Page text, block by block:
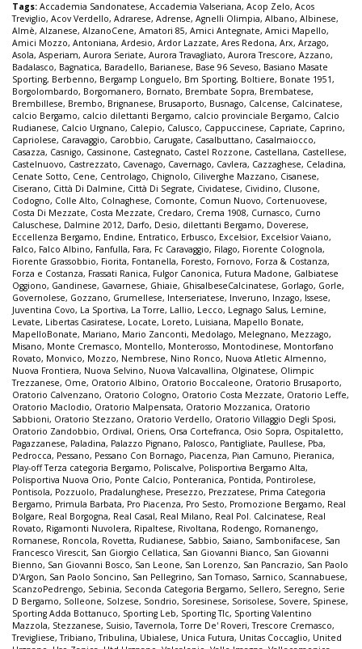
Tags: Accademia Sandonatese, Accademia Valseriana, Acop Zelo, Acos
Treviglio, Acov Verdello, Adrarese, Adrense, Agnelli Olimpia, Albano, Albinese,
Almè, Alzanese, AlzanoCene, Amatori 85, Amici Antegnate, Amici Mapello,
Amici Mozzo, Antoniana, Ardesio, Ardor Lazzate, Ares Redona, Arx, Arzago,
Asola, Asperiam, Aurora Seriate, Aurora Travagliato, Aurora Trescore, Azzano,
Badalasco, Bagnatica, Baradello, Barianese, Base 96 Seveso, Basiano Masate
Sporting, Berbenno, Bergamp Longuelo, Bm Sporting, Boltiere, Bonate 1951,
Borgolombardo, Borgomanero, Bornato, Brembate Sopra, Brembatese,
Brembillese, Brembo, Brignanese, Brusaporto, Busnago, Calcense, Calcinatese,
calcio Bergamo, calcio dilettanti Bergamo, calcio provinciale Bergamo, Calcio
Rudianese, Calcio Urgnano, Calepio, Calusco, Cappuccinese, Capriate, Caprino,
Capriolese, Caravaggio, Carobbio, Carugate, Casalbuttano, Casalmaiocco,
Casazza, Casnigo, Cassinone, Castegnato, Castel Rozzone, Castellana, Castellese,
Castelnuovo, Castrezzato, Cavenago, Cavernago, Cavlera, Cazzaghese, Celadina,
Cenate Sotto, Cene, Centrolago, Chignolo, Ciliverghe Mazzano, Cisanese,
Ciserano, Città Di Dalmine, Città Di Segrate, Cividatese, Cividino, Clusone,
Codogno, Colle Alto, Colnaghese, Comonte, Comun Nuovo, Cortenuovese,
Costa Di Mezzate, Costa Mezzate, Credaro, Crema 1908, Curnasco, Curno
Caluschese, Dalmine 2012, Darfo, Desio, dilettanti Bergamo, Doverese,
Eccellenza Bergamo, Endine, Entratico, Erbusco, Excelsior, Excelsior Vaiano,
Falco, Falco Albino, Fanfulla, Fara, Fc Caravaggio, Filago, Fiorente Colognola,
Fiorente Grassobbio, Fiorita, Fontanella, Foresto, Fornovo, Forza & Costanza,
Forza e Costanza, Frassati Ranica, Fulgor Canonica, Futura Madone, Galbiatese
Oggiono, Gandinese, Gavarnese, Ghiaie, GhisalbeseCalcinatese, Gorlago, Gorle,
Governolese, Gozzano, Grumellese, Interseriatese, Inveruno, Inzago, Issese,
Juventina Covo, La Sportiva, La Torre, Lallio, Lecco, Legnago Salus, Lemine,
Levate, Libertas Casiratese, Locate, Loreto, Luisiana, Mapello Bonate,
MapelloBonate, Mariano, Mario Zanconti, Medolago, Melegnano, Mezzago,
Misano, Monte Cremasco, Montello, Monterosso, Montodinese, Montorfano
Rovato, Monvico, Mozzo, Nembrese, Nino Ronco, Nuova Atletic Almenno,
Nuova Frontiera, Nuova Selvino, Nuova Valcavallina, Olginatese, Olimpic
Trezzanese, Ome, Oratorio Albino, Oratorio Boccaleone, Oratorio Brusaporto,
Oratorio Calvenzano, Oratorio Cologno, Oratorio Costa Mezzate, Oratorio Leffe,
Oratorio Maclodio, Oratorio Malpensata, Oratorio Mozzanica, Oratorio
Sabbioni, Oratorio Stezzano, Oratorio Verdello, Oratorio Villaggio Degli Sposi,
Oratorio Zandobbio, Ordival, Oriens, Orsa Cortefranca, Osio Sopra, Ospitaletto,
Pagazzanese, Paladina, Palazzo Pignano, Palosco, Pantigliate, Paullese, Pba,
Pedrocca, Pessano, Pessano Con Bornago, Piacenza, Pian Camuno, Pieranica,
Play-off Terza categoria Bergamo, Poliscalve, Polisportiva Bergamo Alta,
Polisportiva Nuova Orio, Ponte Calcio, Ponteranica, Pontida, Pontirolese,
Pontisola, Pozzuolo, Pradalunghese, Presezzo, Prezzatese, Prima Categoria
Bergamo, Primula Barbata, Pro Piacenza, Pro Sesto, Promozione Bergamo, Real
Bolgare, Real Borgogna, Real Casal, Real Milano, Real Pol. Calcinatese, Real
Rovato, Rigamonti Nuvolera, Ripaltese, Rivoltana, Rodengo, Romanengo,
Romanese, Roncola, Rovetta, Rudianese, Sabbio, Saiano, Sambonifacese, San
Francesco Virescit, San Giorgio Cellatica, San Giovanni Bianco, San Giovanni
Bienno, San Giovanni Bosco, San Leone, San Lorenzo, San Pancrazio, San Paolo
D'Argon, San Paolo Soncino, San Pellegrino, San Tomaso, Sarnico, Scannabuese,
ScanzoPedrengo, Sebinia, Seconda Categoria Bergamo, Sellero, Seregno, Serie
D Bergamo, Solleone, Solzese, Sondrio, Soresinese, Sorisolese, Sovere, Spinese,
Sporting Adda Bottanuco, Sporting Leb, Sporting Tlc, Sporting Valentino
Mazzola, Stezzanese, Suisio,Tavernola,Torre De' Roveri,Trescore Cremasco,
Trevigliese,Tribiano,Tribulina, Ubialese, Unica Futura, Unitas Coccaglio, United